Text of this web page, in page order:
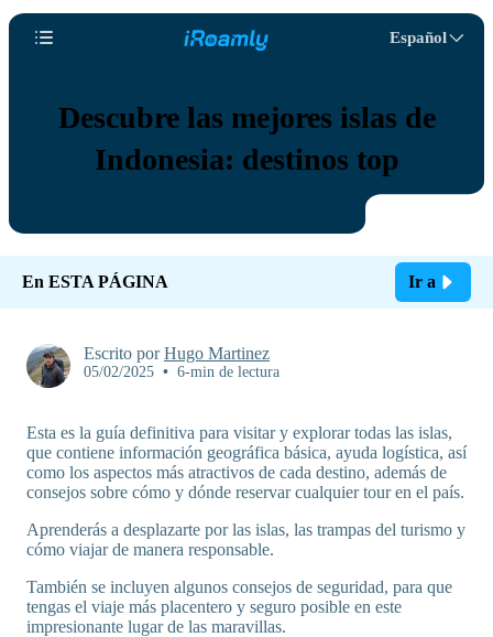
Español
Descubre las mejores islas de
Indonesia: destinos top
En ESTA PÁGINA Ir a
Escrito porHugo Martinez
05/02/2025 • 6-min de lectura
Esta es la guía definitiva para visitar y explorar todas las islas,
que contiene información geográfica básica, ayuda logística, así
como los aspectos más atractivos de cada destino, además de
consejos sobre cómo y dónde reservar cualquier tour en el país.
Aprenderás a desplazarte por las islas, las trampas del turismo y
cómo viajar de manera responsable.
También se incluyen algunos consejos de seguridad, para que
tengas el viaje más placentero y seguro posible en este
impresionante lugar de las maravillas.